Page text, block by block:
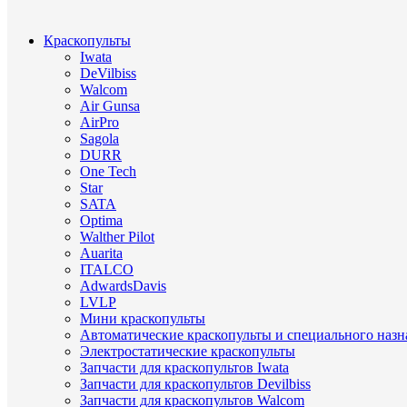
Краскопульты
Iwata
DeVilbiss
Walcom
Air Gunsa
AirPro
Sagola
DURR
One Tech
Star
SATA
Optima
Walther Pilot
Auarita
ITALCO
AdwardsDavis
LVLP
Мини краскопульты
Автоматические краскопульты и специального
Электростатические краскопульты
Запчасти для краскопультов Iwata
Запчасти для краскопультов Devilbiss
Запчасти для краскопультов Walcom